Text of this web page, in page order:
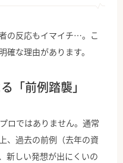
の反応もイマイチ…。こ
確な理由があります。
「前例踏襲」
ロではありません。通常
、過去の前例（去年の資
新しい発想が出にくいの